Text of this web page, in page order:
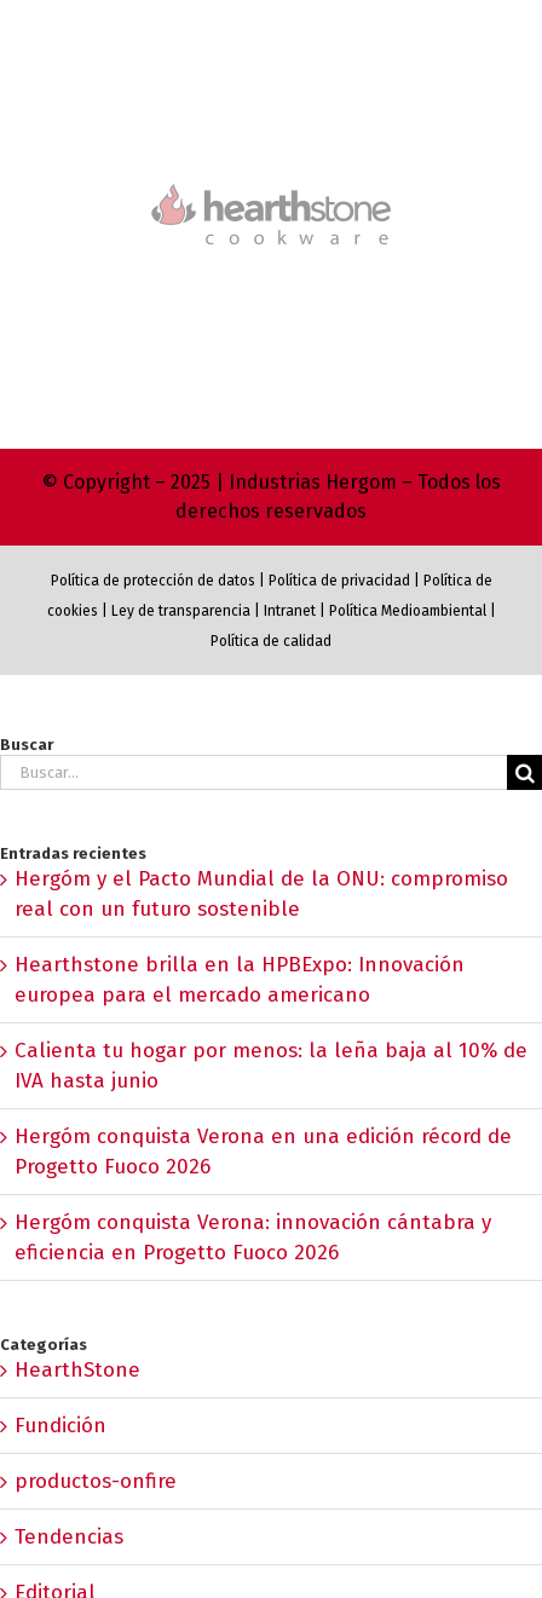
© Copyright – 2025 | Industrias Hergom – Todos los
derechos reservados
Política de protección de datos Política de privacidad
Política de
cookies
Ley de transparencia| Intranet| Política Medioambiental|
Política de calidad
Buscar
Buscar:
Entradas recientes
Hergóm y el Pacto Mundial de la ONU: compromiso
real con un futuro sostenible
Hearthstone brilla en la HPBExpo: Innovación
europea para el mercado americano
Calienta tu hogar por menos: la leña baja al 10% de
IVA hasta junio
Hergóm conquista Verona en una edición récord de
Progetto Fuoco 2026
Hergóm conquista Verona: innovación cántabra y
eficiencia en Progetto Fuoco 2026
Categorías
HearthStone
Fundición
productos-onfire
Tendencias
Editorial